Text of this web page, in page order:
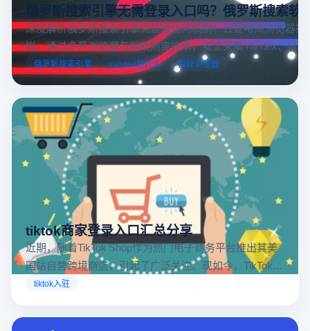
俄罗斯搜索引擎无需登录入口吗？俄罗斯搜索软
深度解析俄罗斯搜索引擎免登录访问机制！云登电商浏览器
拟，通过多开浏览器与指纹隔离技术，安全采集Yandex、
跨境电商本土化运营。
俄罗斯搜索引擎 yandex是什么 指纹浏览器
tiktok商家登录入口汇总分享
近期，随着TikTok Shop作为热门电子商务平台推出其美
国站自营跨境商店，引起了广泛关注。现如今，TikTok商
店已覆盖美国、英国及东南亚地区，因此了解官方网站
tiktok入驻